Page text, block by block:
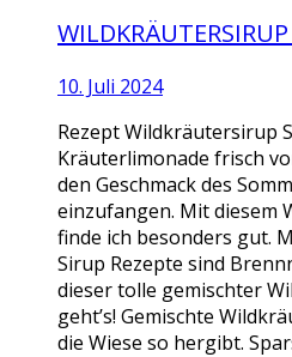
WILDKRÄUTERSIRUP
10. Juli 2024
Rezept Wildkräutersirup
Kräuterlimonade frisch
den Geschmack des
einzufangen. Mit diesem
finde ich besonders gut.
Sirup Rezepte sind
dieser tolle gemischter
geht’s! Gemischte
die Wiese so hergibt.